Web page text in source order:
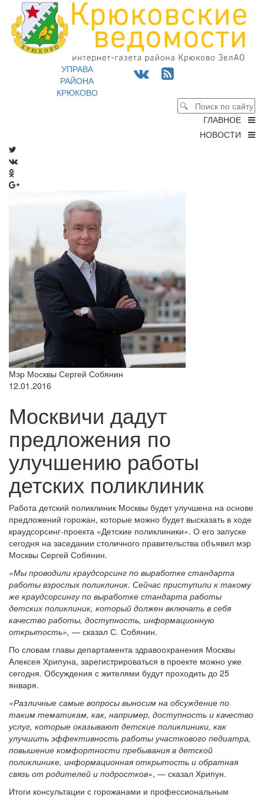
УПРАВА
РАЙОНА
КРЮКОВО
ГЛАВНОЕ
НОВОСТИ
Мэр Москвы Сергей Собянин
12.01.2016
Москвичи дадут
предложения по
улучшению работы
детских поликлиник
Работа детский поликлиник Москвы будет улучшена на основе
предложений горожан, которые можно будет высказать в ходе
краудсорсинг-проекта «Детские поликлиники». О его запуске
сегодня на заседании столичного правительства объявил мэр
Москвы Сергей Собянин.
«Мы проводили краудсорсинг по выработке стандарта
работы взрослых поликлиник. Сейчас приступили к такому
же краудсорсингу по выработке стандарта работы
детских поликлиник, который должен включать в себя
качество работы, доступность, информационную
открытость», — сказал С. Собянин.
По словам главы департамента здравоохранения Москвы
Алексея Хрипуна, зарегистрироваться в проекте можно уже
сегодня. Обсуждения с жителями будут проходить до 25
января.
«Различные самые вопросы выносим на обсуждение по
таким тематикам, как, например, доступность и качество
услуг, которые оказывают детские поликлиники, как
улучшить эффективность работы участкового педиатра,
повышение комфортности пребывания в детской
поликлинике, информационная открытость и обратная
связь от родителей и подростков», — сказал Хрипун.
Итоги консультации с горожанами и профессиональным